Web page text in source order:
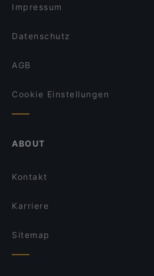
Impressum
Datenschutz
AGB
Cookie Einstellungen
ABOUT
Kontakt
Karriere
Sitemap